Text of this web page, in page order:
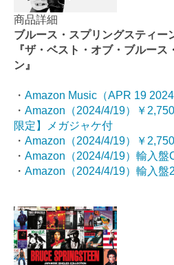
商品詳細
ブルース・スプリングスティー
『ザ・ベスト・オブ・ブルー
ン』
・ Amazon Music（APR 19 2024
・ Amazon（2024/4/19）￥
限定】メガジャケ付
・ Amazon（2024/4/19）￥2,750
・ Amazon（2024/4/19）輸入盤
・ Amazon（2024/4/19）輸入盤